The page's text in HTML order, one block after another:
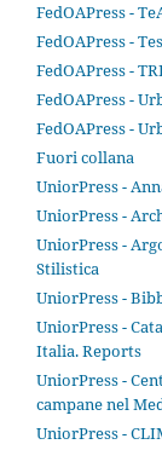
FedOAPress -
FedOAPress -
FedOAPress -
FedOAPress -
FedOAPress -
Fuori collana
UniorPress -
UniorPress -
UniorPress -
Stilistica
UniorPress -
UniorPress -
Italia. Reports
UniorPress -
campane nel
UniorPress -